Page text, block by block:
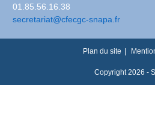
01.85.56.16.38
secretariat@cfecgc-snapa.fr
Plan du site
Copyright 2026 -